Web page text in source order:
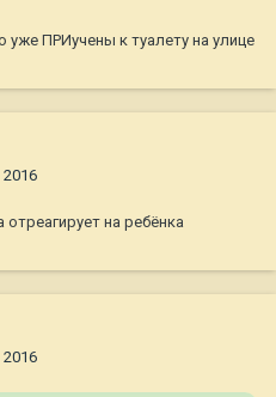
ПРИучены к туалету на улице
2016
на ребёнка
2016